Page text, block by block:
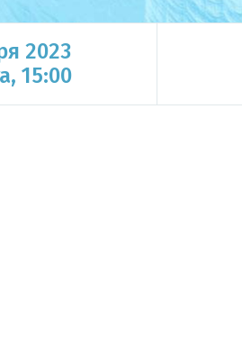
2023
15:00